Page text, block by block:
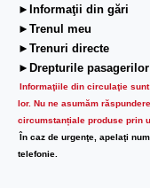
►Informaţii din gări
►Trenul meu
►Trenuri directe
►Drepturile
Informaţiile din circulaţie
lor. Nu ne asumăm
circumstanțiale produse prin
În caz de urgenţe, apelaţi
telefonie.